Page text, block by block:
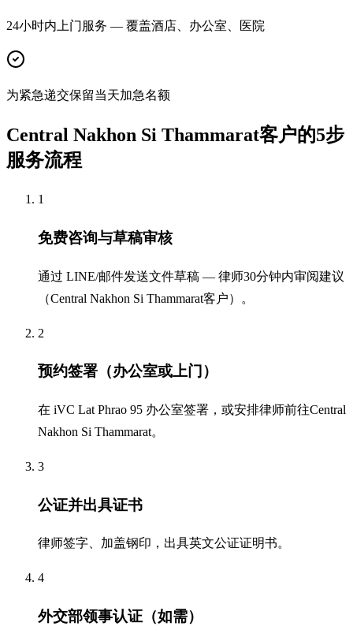
24小时内上门服务 — 覆盖酒店、办公室、医院
为紧急递交保留当天加急名额
Central Nakhon Si Thammarat客户的5步
服务流程
1
免费咨询与草稿审核
通过 LINE/邮件发送文件草稿 — 律师30分钟内审阅建议
（Central Nakhon Si Thammarat客户）。
2
预约签署（办公室或上门）
在 iVC Lat Phrao 95 办公室签署，或安排律师前往Central
Nakhon Si Thammarat。
3
公证并出具证书
律师签字、加盖钢印，出具英文公证证明书。
4
外交部领事认证（如需）